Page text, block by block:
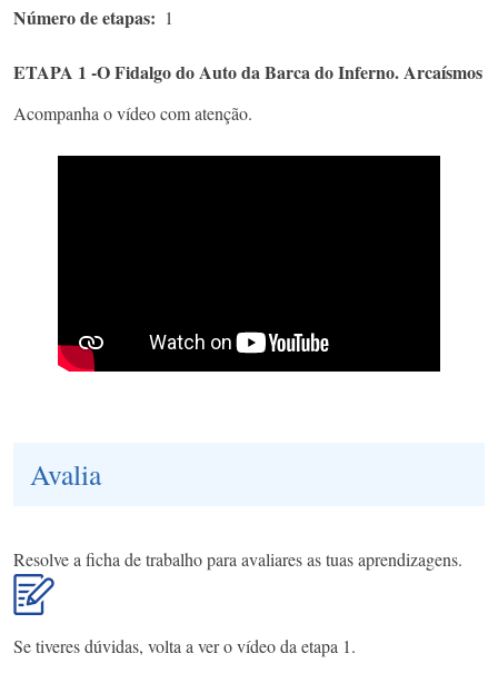
Número de etapas 1
ETAPA 1 -O Fidalgo do Auto da Barca do Inferno. Arcaísmos
Acompanha o vídeo com atenção.
Avalia
Resolve a ficha de trabalho para avaliares as tuas aprendizagens.
Se tiveres dúvidas, volta a ver o vídeo da etapa 1.